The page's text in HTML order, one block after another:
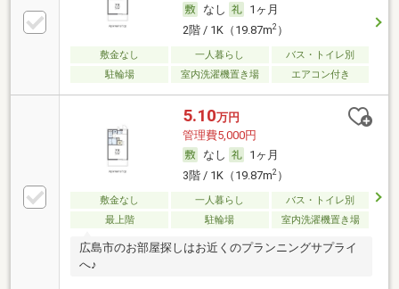
なし
1ヶ月
2階 / 1K（19.87m2）
敷金なし 一人暮らし
バス・トイレ別
駐輪場
室内洗濯機置き場 エアコン付き
5.10万円
管理費5,000円
なし
1ヶ月
3階 / 1K（19.87m2）
敷金なし 一人暮らし
バス・トイレ別
最上階
駐輪場 室内洗濯機置き場
広島市のお部屋探しはお近くのプランニングサプライ
へ♪